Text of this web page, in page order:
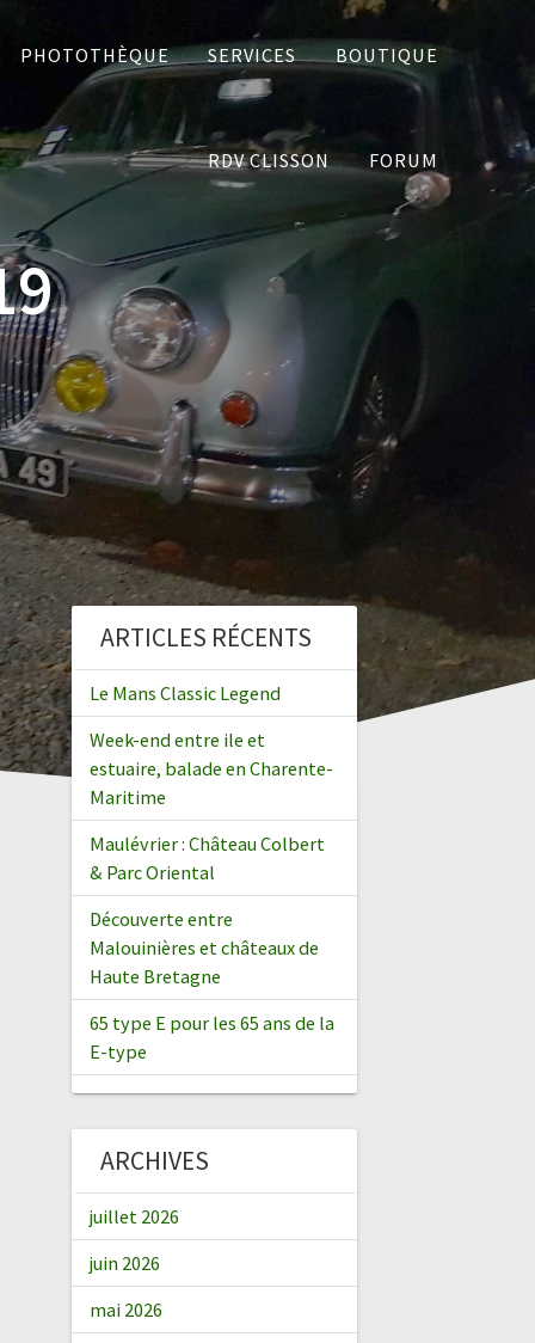
PHOTOTHÈQUE SERVICES BOUTIQUE
RDV CLISSON FORUM
ARTICLES RÉCENTS
Le Mans Classic Legend
Week-end entre ile et
estuaire, balade en Charente-
Maritime
Maulévrier : Château Colbert
& Parc Oriental
Découverte entre
Malouinières et châteaux de
Haute Bretagne
65 type E pour les 65 ans de la
E-type
ARCHIVES
juillet 2026
juin 2026
mai 2026